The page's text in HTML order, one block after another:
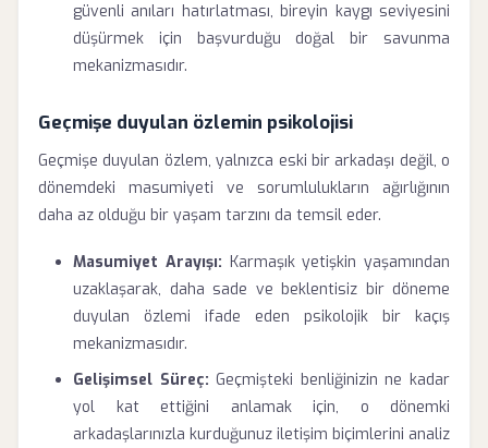
güvenli anıları hatırlatması, bireyin kaygı seviyesini
düşürmek için başvurduğu doğal bir savunma
mekanizmasıdır.
Geçmişe duyulan özlemin psikolojisi
Geçmişe duyulan özlem, yalnızca eski bir arkadaşı değil, o
dönemdeki masumiyeti ve sorumlulukların ağırlığının
daha az olduğu bir yaşam tarzını da temsil eder.
Masumiyet Arayışı: Karmaşık yetişkin yaşamından
uzaklaşarak, daha sade ve beklentisiz bir döneme
duyulan özlemi ifade eden psikolojik bir kaçış
mekanizmasıdır.
Gelişimsel Süreç: Geçmişteki benliğinizin ne kadar
yol kat ettiğini anlamak için, o dönemki
arkadaşlarınızla kurduğunuz iletişim biçimlerini analiz